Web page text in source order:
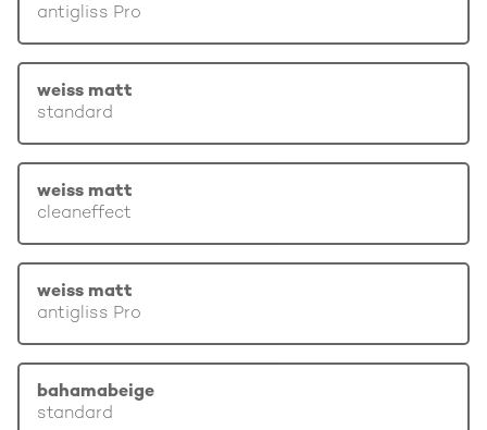
antigliss Pro
weiss matt
standard
weiss matt
cleaneffect
weiss matt
antigliss Pro
bahamabeige
standard